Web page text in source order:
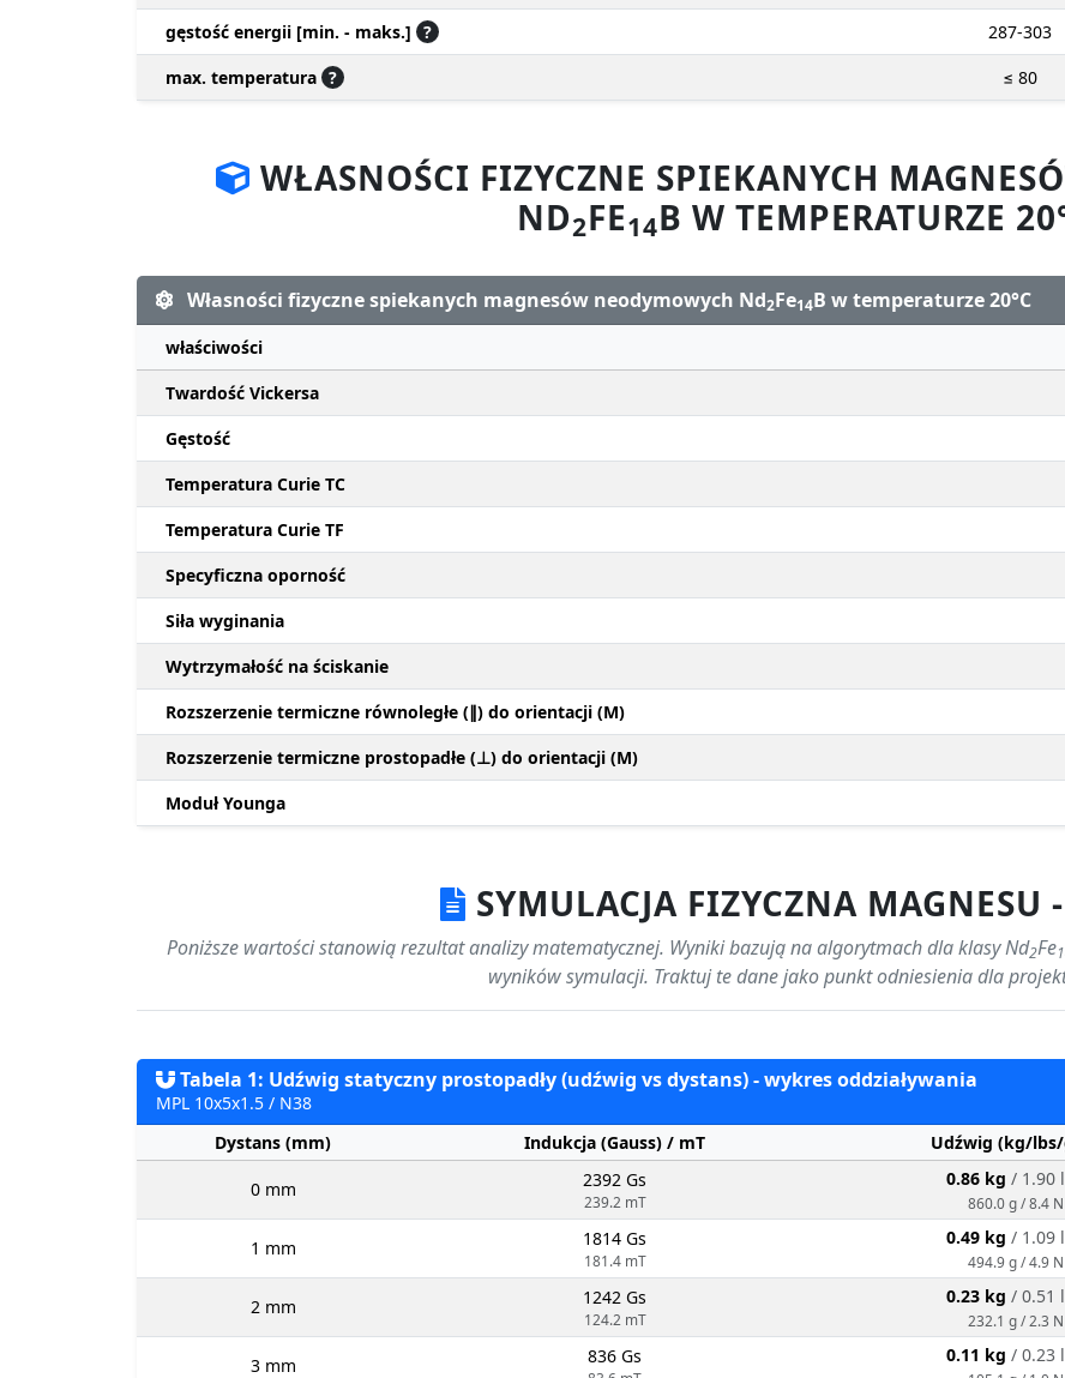
gęstość energii [min. - maks.] ? 287-303
max. temperatura ? ≤ 80
WŁASNOŚCI FIZYCZNE SPIEKANYCH
ND2FE14B W TEMPERATURZE
Własności fizyczne spiekanych magnesów neodymowych Nd2Fe14B w temperaturze 20°C
właściwości
Twardość Vickersa
Gęstość
Temperatura Curie TC
Temperatura Curie TF
Specyficzna oporność
Siła wyginania
Wytrzymałość na ściskanie
Rozszerzenie termiczne równoległe (∥) do orientacji (M)
Rozszerzenie termiczne prostopadłe (⊥) do orientacji (M)
Moduł Younga
SYMULACJA FIZYCZNA MAGNESU
Poniższe wartości stanowią rezultat analizy matematycznej. Wyniki bazują na algorytmach dla klasy Nd2Fe
wyników symulacji. Traktuj te dane jako punkt odniesienia dla
Tabela 1: Udźwig statyczny prostopadły (udźwig vs dystans) - wykres oddziaływania
MPL 10x5x1.5 / N38
Dystans (mm)
Indukcja (Gauss) / mT Udźwig (kg/
0 mm 2392 Gs
239.2 mT
0.86 kg / 1.90
860.0 g / 8.4 N
1 mm 1814 Gs
181.4 mT
0.49 kg / 1.09
494.9 g / 4.9 N
2 mm 1242 Gs
124.2 mT
0.23 kg / 0.51
232.1 g / 2.3 N
3 mm 836 Gs 0.11 kg / 0.23